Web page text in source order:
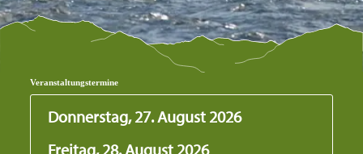
Veranstaltungstermine
Donnerstag, 27. August 2026
Freitag, 28. August 2026